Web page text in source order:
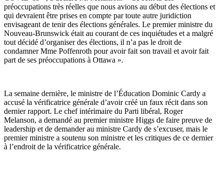
préoccupations très réelles que nous avions au début des élections et
qui devraient être prises en compte par toute autre juridiction
envisageant de tenir des élections générales. Le premier ministre du
Nouveau-Brunswick était au courant de ces inquiétudes et a malgré
tout décidé d’organiser des élections, il n’a pas le droit de
condamner Mme Poffenroth pour avoir fait son travail et avoir fait
part de ses préoccupations à Ottawa ».
La semaine dernière, le ministre de l’Éducation Dominic Cardy a
accusé la vérificatrice générale d’avoir créé un faux récit dans son
dernier rapport. Le chef intérimaire du Parti libéral, Roger
Melanson, a demandé au premier ministre Higgs de faire preuve de
leadership et de demander au ministre Cardy de s’excuser, mais le
premier ministre a soutenu son ministre et les critiques de ce dernier
à l’endroit de la vérificatrice générale.